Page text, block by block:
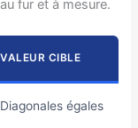
fur et à mesure.
VALEUR CIBLE
Diagonales égales